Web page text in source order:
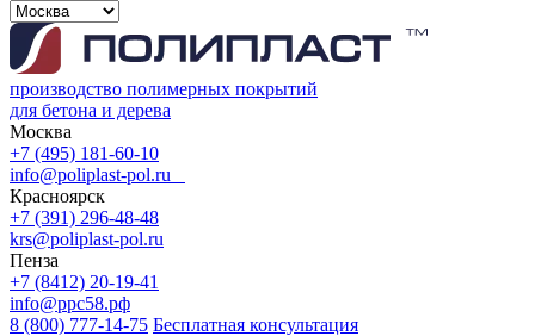
производство полимерных покрытий
для бетона и дерева
Москва
+7 (495) 181-60-10
info@poliplast-pol.ru
Красноярск
+7 (391) 296-48-48
krs@poliplast-pol.ru
Пенза
+7 (8412) 20-19-41
info@ррс58.рф
8 (800) 777-14-75 Бесплатная консультация